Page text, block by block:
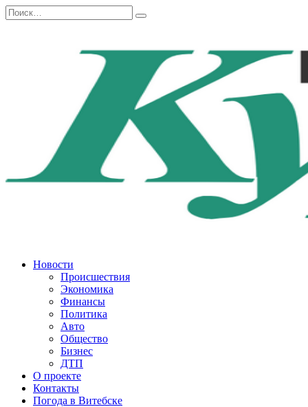
Перейти
к
Search
for:
Новости
Происшествия
Экономика
Финансы
Политика
Авто
Общество
Бизнес
ДТП
О проекте
Контакты
Погода в Витебске